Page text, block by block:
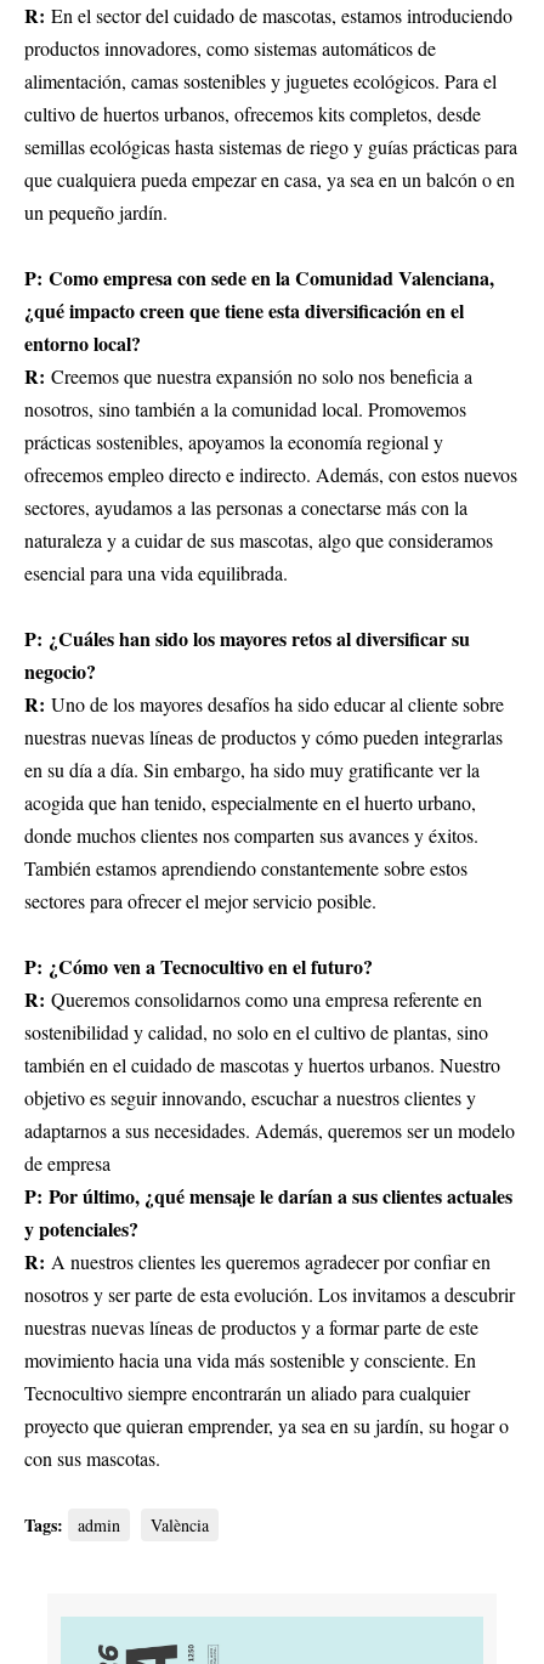
R: En el sector del cuidado de mascotas, estamos introduciendo
productos innovadores, como sistemas automáticos de
alimentación, camas sostenibles y juguetes ecológicos. Para el
cultivo de huertos urbanos, ofrecemos kits completos, desde
semillas ecológicas hasta sistemas de riego y guías prácticas para
que cualquiera pueda empezar en casa, ya sea en un balcón o en
un pequeño jardín.
P: Como empresa con sede en la Comunidad Valenciana,
¿qué impacto creen que tiene esta diversificación en el
entorno local?
R: Creemos que nuestra expansión no solo nos beneficia a
nosotros, sino también a la comunidad local. Promovemos
prácticas sostenibles, apoyamos la economía regional y
ofrecemos empleo directo e indirecto. Además, con estos nuevos
sectores, ayudamos a las personas a conectarse más con la
naturaleza y a cuidar de sus mascotas, algo que consideramos
esencial para una vida equilibrada.
P: ¿Cuáles han sido los mayores retos al diversificar su
negocio?
R: Uno de los mayores desafíos ha sido educar al cliente sobre
nuestras nuevas líneas de productos y cómo pueden integrarlas
en su día a día. Sin embargo, ha sido muy gratificante ver la
acogida que han tenido, especialmente en el huerto urbano,
donde muchos clientes nos comparten sus avances y éxitos.
También estamos aprendiendo constantemente sobre estos
sectores para ofrecer el mejor servicio posible.
P: ¿Cómo ven a Tecnocultivo en el futuro?
R: Queremos consolidarnos como una empresa referente en
sostenibilidad y calidad, no solo en el cultivo de plantas, sino
también en el cuidado de mascotas y huertos urbanos. Nuestro
objetivo es seguir innovando, escuchar a nuestros clientes y
adaptarnos a sus necesidades. Además, queremos ser un modelo
de empresa
P: Por último, ¿qué mensaje le darían a sus clientes actuales
y potenciales?
R: A nuestros clientes les queremos agradecer por confiar en
nosotros y ser parte de esta evolución. Los invitamos a descubrir
nuestras nuevas líneas de productos y a formar parte de este
movimiento hacia una vida más sostenible y consciente. En
Tecnocultivo siempre encontrarán un aliado para cualquier
proyecto que quieran emprender, ya sea en su jardín, su hogar o
con sus mascotas.
Tags: admin València